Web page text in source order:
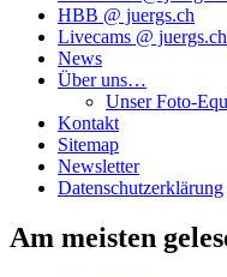
HBB @ juergs.ch
Livecams @ juergs.ch
News
Über uns…
Unser Foto-
Kontakt
Sitemap
Newsletter
Datenschutzerklärung
Am meisten